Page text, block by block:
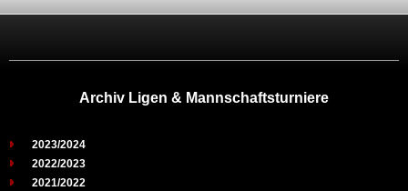
Archiv Ligen & Mannschaftsturniere
2023/2024
2022/2023
2021/2022